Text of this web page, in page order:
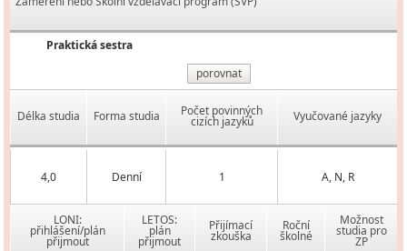
Praktická sestra
porovnat
Délka studia Forma studia Počet povinných
cizích jazyků Vyučované jazyky
4,0 Denní 1 A, N, R
LONI:
přihlášení/plán
přijmout
LETOS:
plán
přijmout
Přijímací
zkouška
Roční
školné
Možnost
studia pro
ZP